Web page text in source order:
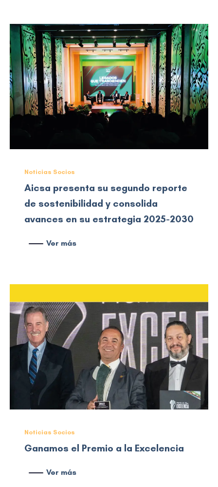
Noticias Socios
Aicsa presenta su segundo reporte
de sostenibilidad y consolida
avances en su estrategia 2025-2030
Ver más
Noticias Socios
Ganamos el Premio a la Excelencia
Ver más